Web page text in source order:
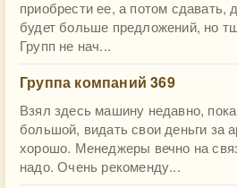
приобрести ее, а потом сдавать,
будет больше предложений, но
Групп не нач...
Группа компаний 369
Взял здесь машину недавно,
большой, видать свои деньги за
хорошо. Менеджеры вечно на
надо. Очень рекоменду...